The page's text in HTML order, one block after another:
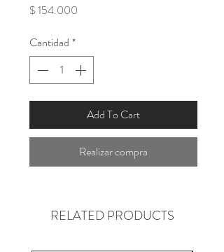
$ 154.000
Cantidad *
Add To Cart
Realizar compra
RELATED PRODUCTS